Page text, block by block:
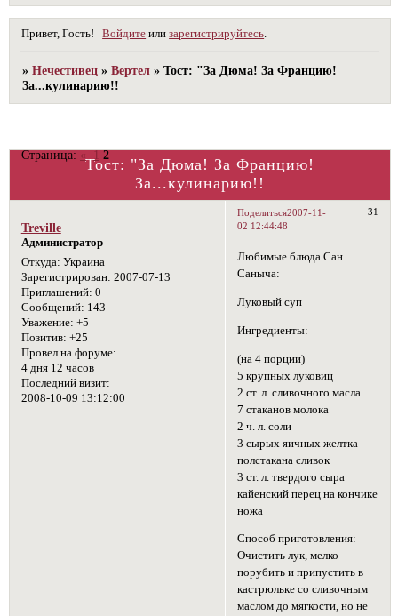
Привет, Гость! Войдите илизарегистрируйтесь
»Нечестивец »Вертел »Тост: "За Дюма! За Францию!
За...кулинарию!!
Тост: "За Дюма! За Францию!
За...кулинарию!!
Страница:« 1 2
Поделиться 31
2007-11-
02 12:44:48
Treville
Администратор
Откуда: Украина
Зарегистрирован: 2007-07-13
Приглашений: 0
Сообщений: 143
Уважение: +5
Позитив: +25
Провел на форуме:
4 дня 12 часов
Последний визит:
2008-10-09 13:12:00
Любимые блюда Сан
Саныча:
Луковый суп
Ингредиенты:
(на 4 порции)
5 крупных луковиц
2 ст. л. сливочного масла
7 стаканов молока
2 ч. л. соли
3 сырых яичных желтка
полстакана сливок
3 ст. л. твердого сыра
кайенский перец на кончике
ножа
Способ приготовления:
Очистить лук, мелко
порубить и припустить в
кастрюльке со сливочным
маслом до мягкости, но не